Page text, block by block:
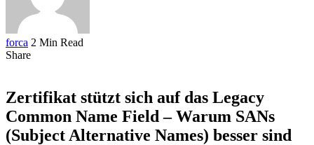
forca 2 Min Read
Share
Zertifikat stützt sich auf das Legacy
Common Name Field – Warum SANs
(Subject Alternative Names) besser sind